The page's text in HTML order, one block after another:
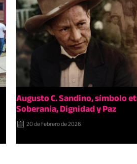
Augusto C. Sandino, símbolo
Soberanía, Dignidad y Paz
20 de febrero de 2026